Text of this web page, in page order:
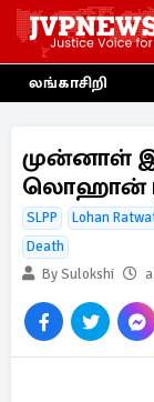
லங்காசிறி
முன்னாள்
லொஹான்
SLPP Lohan
Death
By Sulokshi